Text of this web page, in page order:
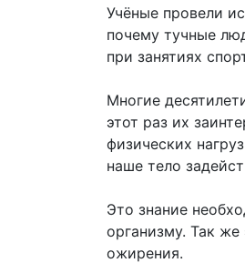
Учёные провели
почему тучные
при занятиях
Многие
этот раз их
физических
наше тело
Это знание
организму. Так
ожирения.